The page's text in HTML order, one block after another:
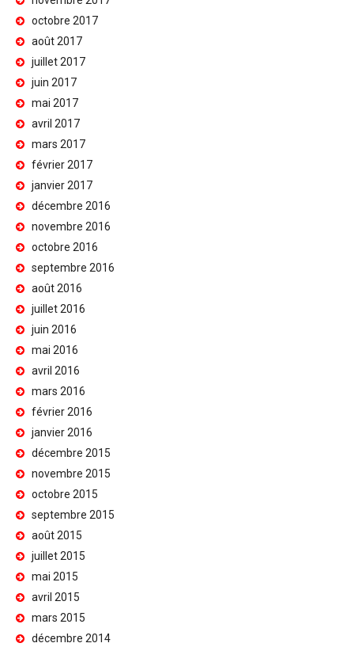
octobre 2017
août 2017
juillet 2017
juin 2017
mai 2017
avril 2017
mars 2017
février 2017
janvier 2017
décembre 2016
novembre 2016
octobre 2016
septembre 2016
août 2016
juillet 2016
juin 2016
mai 2016
avril 2016
mars 2016
février 2016
janvier 2016
décembre 2015
novembre 2015
octobre 2015
septembre 2015
août 2015
juillet 2015
mai 2015
avril 2015
mars 2015
décembre 2014